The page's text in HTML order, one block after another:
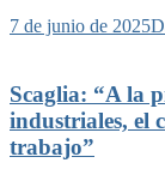
7 de junio de 2025
Scaglia: “A la
industriales, el
trabajo”